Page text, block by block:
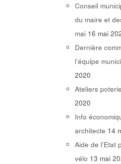
Conseil
du maire et
mai 16 mai
Dernière
l’équipe
2020
Ateliers
2020
Info
architecte 14
Aide de l’Etat
vélo 13 mai